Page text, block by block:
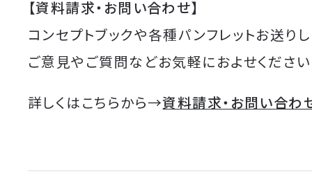
【資料請求・お問い合わせ】
コンセプトブックや各種パンフレットお送りし
ご意見やご質問などお気軽におよせください
詳しくはこちらから→資料請求・お問い合わ